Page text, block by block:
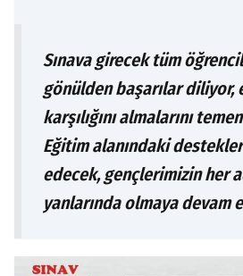
Sınava girecek tüm
gönülden başarılar diliyor,
karşılığını almalarını
Eğitim alanındaki
edecek, gençlerimizin her
yanlarında olmaya devam